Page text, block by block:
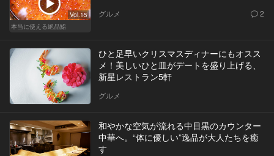
Vol.15
本当に使える絶品鮨
グルメ 2
ひと足早いクリスマスディナーにもオスス
メ！美しいひと皿がデートを盛り上げる、
新星レストラン5軒
グルメ
和やかな空気が流れる中目黒のカウンター
中華へ。“体に優しい”逸品が大人たちを癒
す